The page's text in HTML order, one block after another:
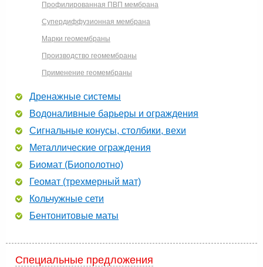
Профилированная ПВП мембрана
Супердиффузионная мембрана
Марки геомембраны
Производство геомембраны
Применение геомембраны
Дренажные системы
Водоналивные барьеры и ограждения
Сигнальные конусы, столбики, вехи
Металлические ограждения
Биомат (Биополотно)
Геомат (трехмерный мат)
Кольчужные сети
Бентонитовые маты
Специальные предложения